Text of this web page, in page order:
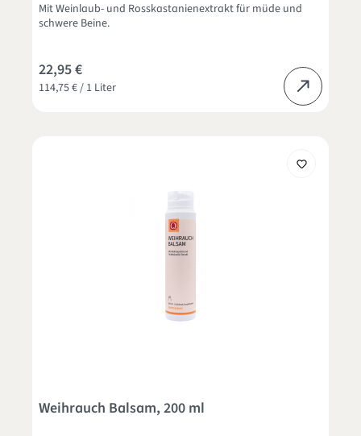
Mit Weinlaub- und Rosskastanienextrakt für müde und
schwere Beine.
114,75 € / 1 Liter
22,95 €
Weihrauch Balsam, 200 ml